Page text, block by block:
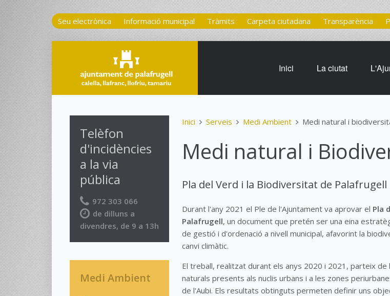
Seu electrònica Informació municipal Tràmits Carpeta ciutadana Transparència
Inici La ciutat
Inici Serveis Medi Ambient Medi natural i
Medi natural i
Pla del Verd i la Biodiversitat de Palafrugell
Durant l'any 2021 el Ple de l'Ajuntament va aprovar el Pla
Palafrugell, un document que pretén ser una eina
de gestió i d'ordenació a nivell municipal, afavorint la
canvi climàtic.
El treball, realitzat durant els anys 2020 i 2021, parteix de
naturals presents als nuclis urbans i a les zones
de l'Aubi. Els resultats obtinguts permeten definir uns
Telèfon
d'incidències
a la via
pública
972 303 066
de dilluns a
divendres, de 9 a 13h
Medi Ambient